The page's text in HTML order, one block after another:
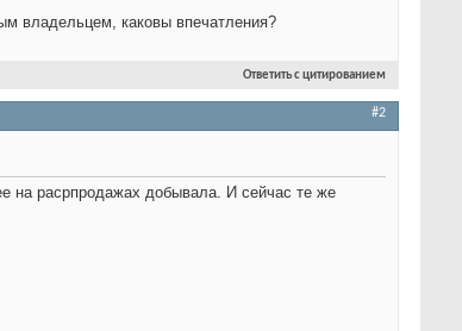
владельцем, каковы впечатления?
Ответить с цитированием
#2
на расрпродажах добывала. И сейчас те же